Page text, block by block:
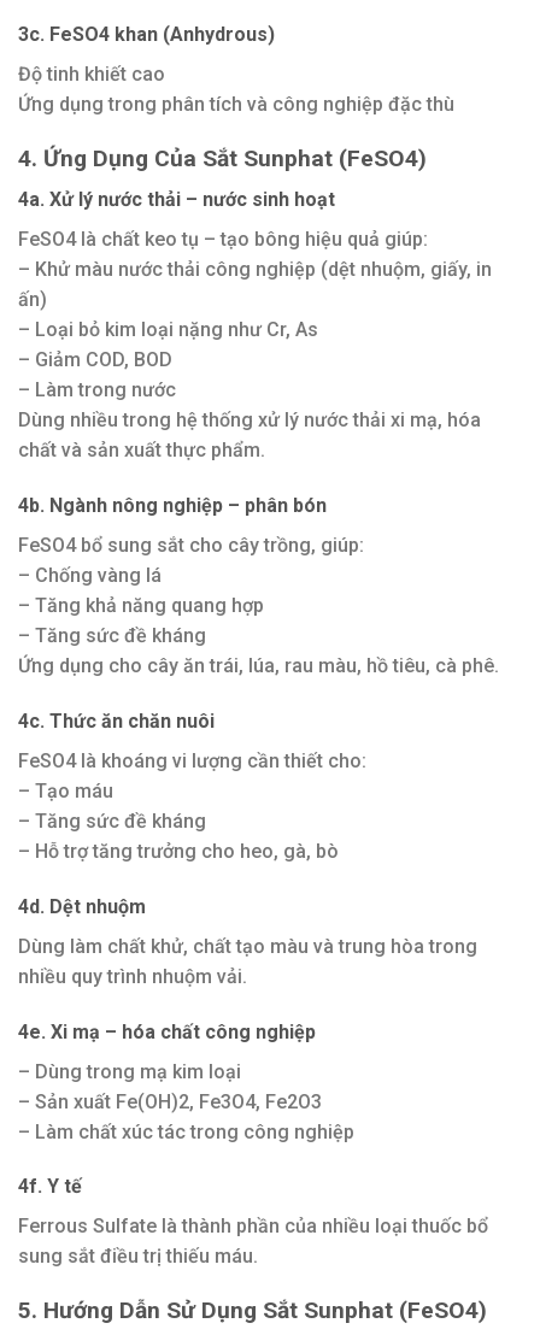
3c. FeSO4 khan (Anhydrous)
Độ tinh khiết cao
Ứng dụng trong phân tích và công nghiệp đặc thù
4. Ứng Dụng Của Sắt Sunphat (FeSO4)
4a. Xử lý nước thải – nước sinh hoạt
FeSO4 là chất keo tụ – tạo bông hiệu quả giúp:
– Khử màu nước thải công nghiệp (dệt nhuộm, giấy, in
ấn)
– Loại bỏ kim loại nặng như Cr, As
– Giảm COD, BOD
– Làm trong nước
Dùng nhiều trong hệ thống xử lý nước thải xi mạ, hóa
chất và sản xuất thực phẩm.
4b. Ngành nông nghiệp – phân bón
FeSO4 bổ sung sắt cho cây trồng, giúp:
– Chống vàng lá
– Tăng khả năng quang hợp
– Tăng sức đề kháng
Ứng dụng cho cây ăn trái, lúa, rau màu, hồ tiêu, cà phê.
4c. Thức ăn chăn nuôi
FeSO4 là khoáng vi lượng cần thiết cho:
– Tạo máu
– Tăng sức đề kháng
– Hỗ trợ tăng trưởng cho heo, gà, bò
4d. Dệt nhuộm
Dùng làm chất khử, chất tạo màu và trung hòa trong
nhiều quy trình nhuộm vải.
4e. Xi mạ – hóa chất công nghiệp
– Dùng trong mạ kim loại
– Sản xuất Fe(OH)2, Fe3O4, Fe2O3
– Làm chất xúc tác trong công nghiệp
4f. Y tế
Ferrous Sulfate là thành phần của nhiều loại thuốc bổ
sung sắt điều trị thiếu máu.
5. Hướng Dẫn Sử Dụng Sắt Sunphat (FeSO4)